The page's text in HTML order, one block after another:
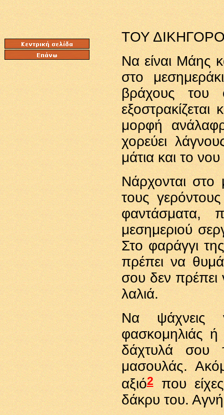
ΤΟΥ
Να είναι Μάης
στο
βράχους του
μορφή
χορεύει
μάτια και το
Νάρχονται
τους γερόντους
φαντάσματα,
μεσημεριού
Στο φαράγγι
πρέπει να
σου δεν πρέπει
λαλιά.
Να ψάχνεις
φασκομηλιάς ή
δάχτυλά σου
μασουλάς.
αξιό2που
δάκρυ του.